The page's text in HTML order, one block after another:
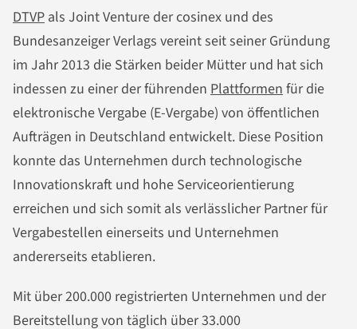
DTVP als Joint Venture der cosinex und des
Bundesanzeiger Verlags vereint seit seiner Gründung
im Jahr 2013 die Stärken beider Mütter und hat sich
indessen zu einer der führenden Plattformenfür die
elektronische Vergabe (E-Vergabe) von öffentlichen
Aufträgen in Deutschland entwickelt. Diese Position
konnte das Unternehmen durch technologische
Innovationskraft und hohe Serviceorientierung
erreichen und sich somit als verlässlicher Partner für
Vergabestellen einerseits und Unternehmen
andererseits etablieren.
Mit über 200.000 registrierten Unternehmen und der
Bereitstellung von täglich über 33.000